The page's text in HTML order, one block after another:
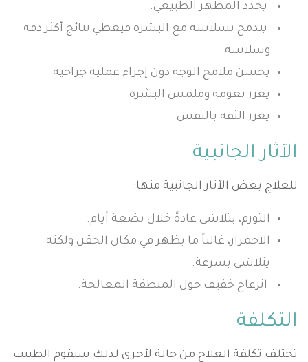
يجدد المظهر الطبيعي.
يندمج بسلاسة مع البشرة فيعطي نتائج أكثر دقة
وسلاسة
يحسن ملامح الوجه دون إجراء عملية جراحية
يعزز نعومة وملمس البشرة
يعزز الثقة بالنفس
الآثار الجانبية
للعلاج بعض الآثار الجانبية منها:
التورم، يتلاشى عادةً خلال بضعة أيام.
الاحمرار، غالباً ما يظهر في مكان الحقن ولكنه
يتلاشى بسرعة.
انزعاج خفيف حول المنطقة المعالجة.
التكلفة
تختلف تكلفة العلاج من حالة لأخرى لذلك سيقوم الطبيب